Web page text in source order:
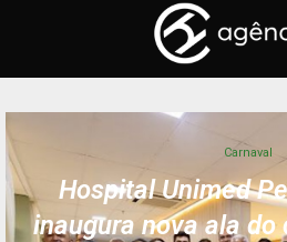
Carnaval
Hospital Unimed
inaugura nova ala